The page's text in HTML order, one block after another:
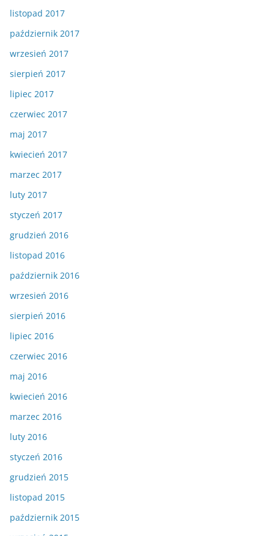
listopad 2017
październik 2017
wrzesień 2017
sierpień 2017
lipiec 2017
czerwiec 2017
maj 2017
kwiecień 2017
marzec 2017
luty 2017
styczeń 2017
grudzień 2016
listopad 2016
październik 2016
wrzesień 2016
sierpień 2016
lipiec 2016
czerwiec 2016
maj 2016
kwiecień 2016
marzec 2016
luty 2016
styczeń 2016
grudzień 2015
listopad 2015
październik 2015